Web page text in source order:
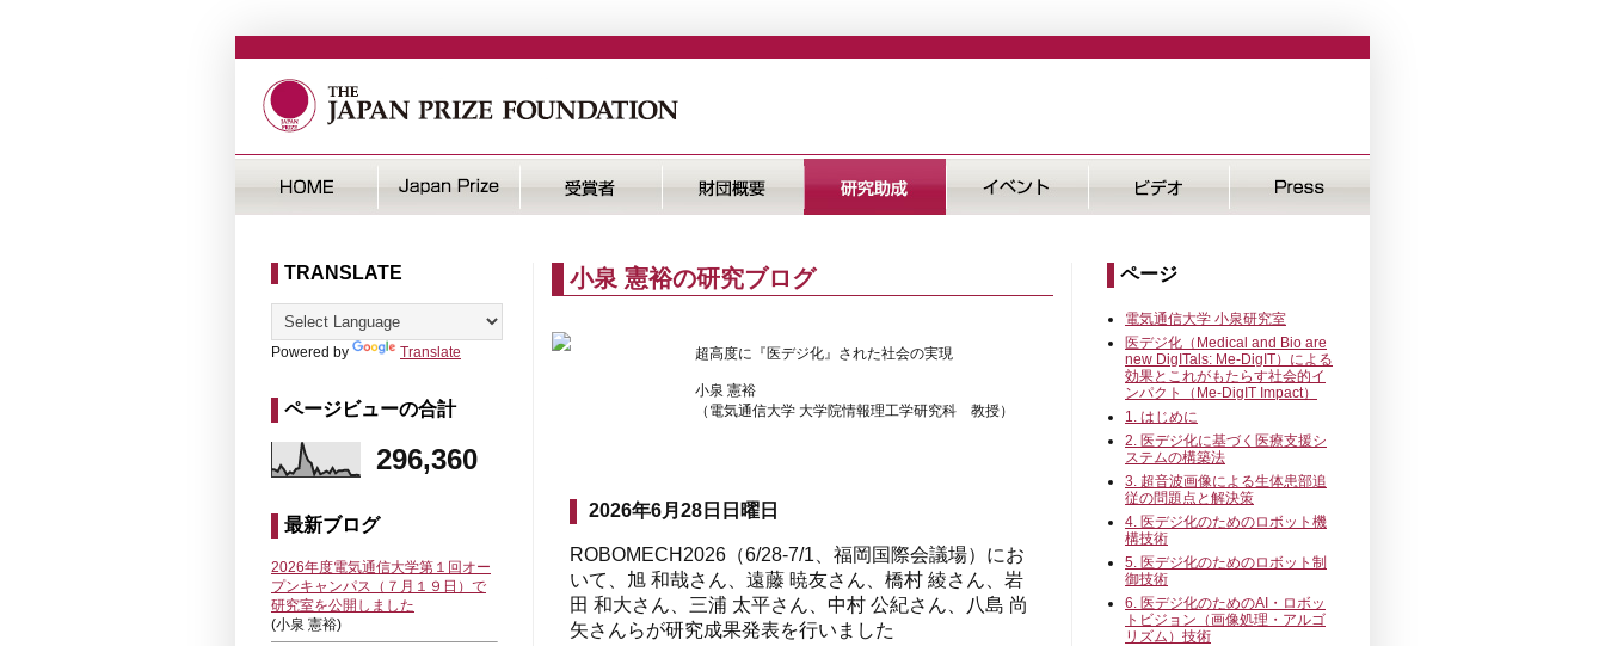
小泉 憲裕の研究ブログ
超高度に『医デジ化』された社会の実現
小泉 憲裕
（電気通信大学 大学院情報理工学研究科 教授）
2026年6月28日日曜日
ROBOMECH2026（6/28-7/1、福岡国際会議場）にお
いて、旭 和哉さん、遠藤 暁友さん、橋村 綾さん、岩
田 和大さん、三浦 太平さん、中村 公紀さん、八島 尚
矢さんらが研究成果発表を行いました
TRANSLATE
Powered by Translate
ページビューの合計
296,360
最新ブログ
2026年度電気通信大学第１回オー
プンキャンパス（７月１９日）で
研究室を公開しました
(小泉 憲裕)
ページ
電気通信大学 小泉研究室
医デジ化（Medical and Bio are
new DigITals: Me-DigIT）による
効果とこれがもたらす社会的イ
ンパクト（Me-DigIT Impact）
1. はじめに
2. 医デジ化に基づく医療支援シ
ステムの構築法
3. 超音波画像による生体患部追
従の問題点と解決策
4. 医デジ化のためのロボット機
構技術
5. 医デジ化のためのロボット制
御技術
6. 医デジ化のためのAI・ロボッ
トビジョン（画像処理・アルゴ
リズム）技術